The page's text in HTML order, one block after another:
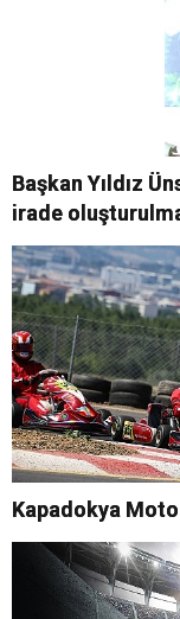
Başkan Yıldız
irade
Kapadokya